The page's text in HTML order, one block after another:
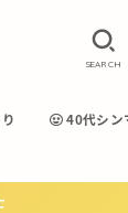
40代シン
SEARCH